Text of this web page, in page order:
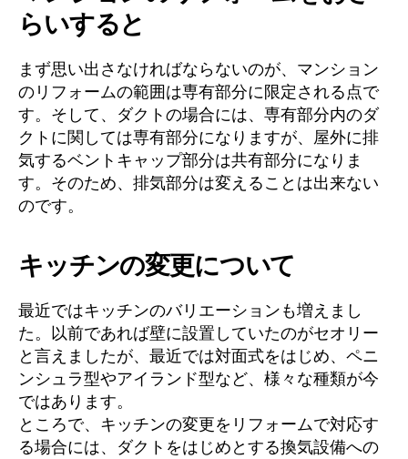
らいすると
まず思い出さなければならないのが、マンション
のリフォームの範囲は専有部分に限定される点で
す。そして、ダクトの場合には、専有部分内のダ
クトに関しては専有部分になりますが、屋外に排
気するベントキャップ部分は共有部分になりま
す。そのため、排気部分は変えることは出来ない
のです。
キッチンの変更について
最近ではキッチンのバリエーションも増えまし
た。以前であれば壁に設置していたのがセオリー
と言えましたが、最近では対面式をはじめ、ペニ
ンシュラ型やアイランド型など、様々な種類が今
ではあります。
ところで、キッチンの変更をリフォームで対応す
る場合には、ダクトをはじめとする換気設備への